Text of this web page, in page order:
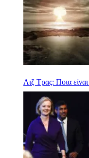
Λιζ Τρας: Ποια